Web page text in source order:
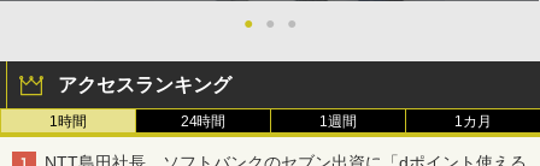
● ● ●
アクセスランキング
1時間 24時間 1週間 1カ月